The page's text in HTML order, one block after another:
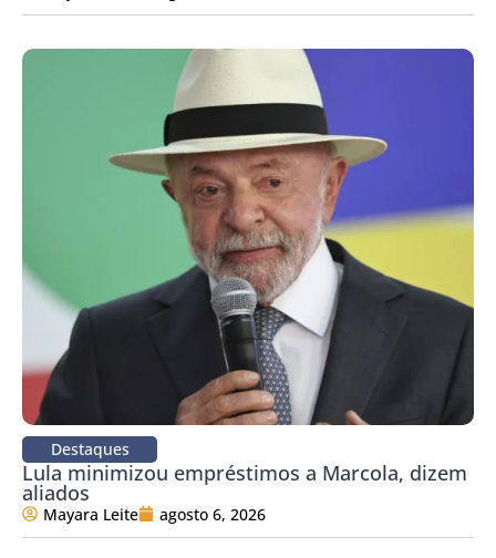
Destaques
Lula minimizou empréstimos a Marcola, dizem
aliados
Mayara Leite agosto 6, 2026